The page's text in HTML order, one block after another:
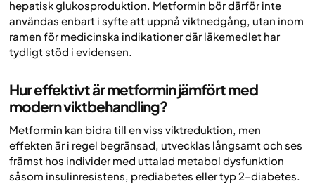
hepatisk glukosproduktion. Metformin bör därför inte
användas enbart i syfte att uppnå viktnedgång, utan inom
ramen för medicinska indikationer där läkemedlet har
tydligt stöd i evidensen.
Hur effektivt är metformin jämfört med
modern viktbehandling?
Metformin kan bidra till en viss viktreduktion, men
effekten är i regel begränsad, utvecklas långsamt och ses
främst hos individer med uttalad metabol dysfunktion
såsom insulinresistens, prediabetes eller typ 2-diabetes.